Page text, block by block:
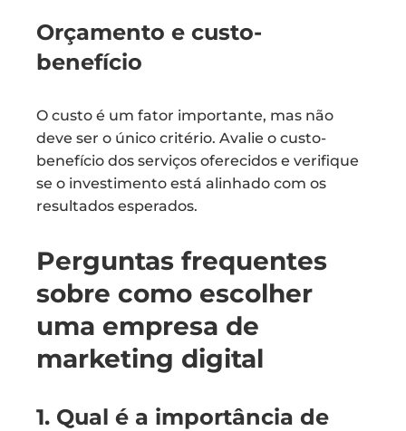
Orçamento e custo-
benefício
O custo é um fator importante, mas não
deve ser o único critério. Avalie o custo-
benefício dos serviços oferecidos e verifique
se o investimento está alinhado com os
resultados esperados.
Perguntas frequentes
sobre como escolher
uma empresa de
marketing digital
1. Qual é a importância de